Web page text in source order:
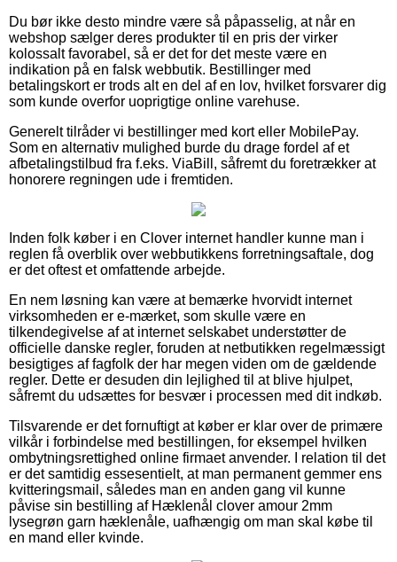
Du bør ikke desto mindre være så påpasselig, at når en
webshop sælger deres produkter til en pris der virker
kolossalt favorabel, så er det for det meste være en
indikation på en falsk webbutik. Bestillinger med
betalingskort er trods alt en del af en lov, hvilket forsvarer dig
som kunde overfor uoprigtige online varehuse.
Generelt tilråder vi bestillinger med kort eller MobilePay.
Som en alternativ mulighed burde du drage fordel af et
afbetalingstilbud fra f.eks. ViaBill, såfremt du foretrækker at
honorere regningen ude i fremtiden.
Inden folk køber i en Clover internet handler kunne man i
reglen få overblik over webbutikkens forretningsaftale, dog
er det oftest et omfattende arbejde.
En nem løsning kan være at bemærke hvorvidt internet
virksomheden er e-mærket, som skulle være en
tilkendegivelse af at internet selskabet understøtter de
officielle danske regler, foruden at netbutikken regelmæssigt
besigtiges af fagfolk der har megen viden om de gældende
regler. Dette er desuden din lejlighed til at blive hjulpet,
såfremt du udsættes for besvær i processen med dit indkøb.
Tilsvarende er det fornuftigt at køber er klar over de primære
vilkår i forbindelse med bestillingen, for eksempel hvilken
ombytningsrettighed online firmaet anvender. I relation til det
er det samtidig essesentielt, at man permanent gemmer ens
kvitteringsmail, således man en anden gang vil kunne
påvise sin bestilling af Hæklenål clover amour 2mm
lysegrøn garn hæklenåle, uafhængig om man skal købe til
en mand eller kvinde.